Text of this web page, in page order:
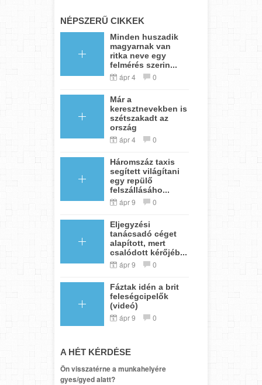
NÉPSZERŰ CIKKEK
Minden huszadik
magyarnak van
ritka neve egy
felmérés szerin...
ápr 4 0
Már a
keresztnevekben is
szétszakadt az
ország
ápr 4 0
Háromszáz taxis
segített világítani
egy repülő
felszállásáho...
ápr 9 0
Eljegyzési
tanácsadó céget
alapított, mert
csalódott kérőjéb...
ápr 9 0
Fáztak idén a brit
feleségcipelők
(videó)
ápr 9 0
A HÉT KÉRDÉSE
Ön visszatérne a munkahelyére
gyes/gyed alatt?